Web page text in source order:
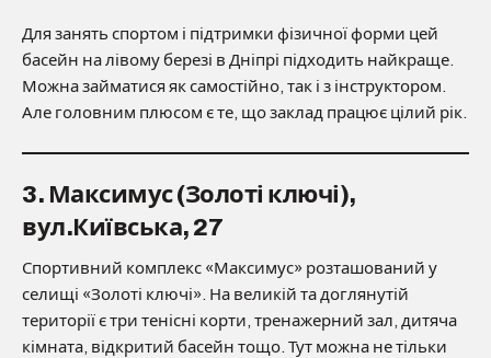
Для занять спортом і підтримки фізичної форми цей
басейн на лівому березі в Дніпрі підходить найкраще.
Можна займатися як самостійно, так і з інструктором.
Але головним плюсом є те, що заклад працює цілий рік.
3. Максимус (Золоті ключі),
вул.Київська, 27
Спортивний комплекс «Максимус» розташований у
селищі «Золоті ключі». На великій та доглянутій
території є три тенісні корти, тренажерний зал, дитяча
кімната, відкритий басейн тощо. Тут можна не тільки